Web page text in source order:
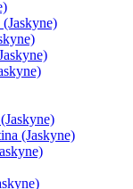
(Jaskyne)